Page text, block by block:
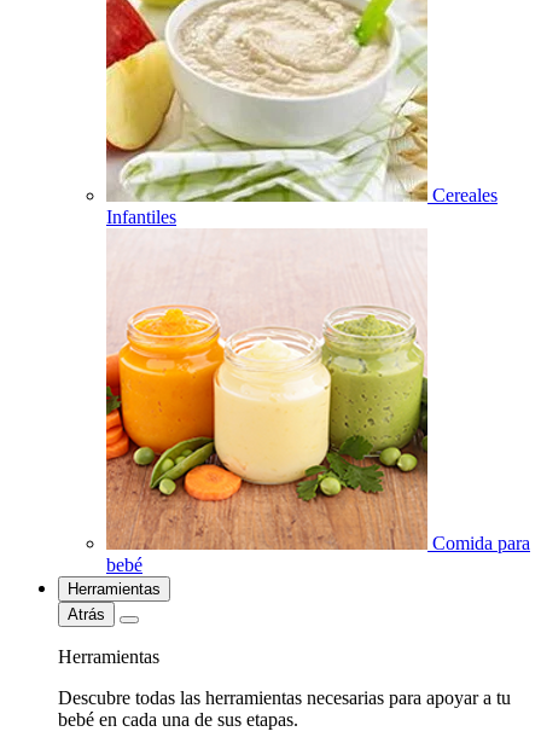
Cereales
Infantiles
Comida para
bebé
Herramientas
Atrás
Herramientas
Descubre todas las herramientas necesarias para apoyar a tu
bebé en cada una de sus etapas.